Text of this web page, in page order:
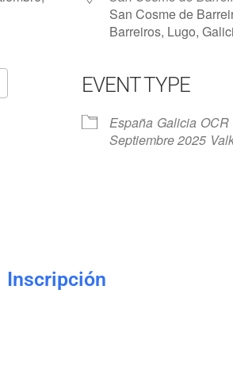
Google Calendar
San Cosme de
Barreiros, Lugo,
EVENT TYPE
España Galicia OCR
Septiembre 2025
Inscripción